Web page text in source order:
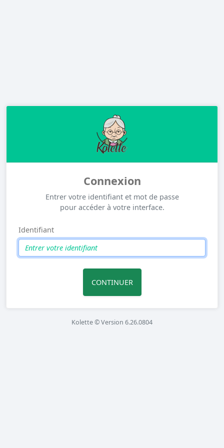
Connexion
Entrer votre identifiant et mot de passe
pour accéder à votre interface.
Identifiant
CONTINUER
Kolette © Version 6.26.0804